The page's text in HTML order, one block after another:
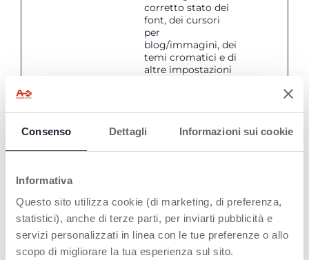
Consenso Dettagli Informazioni sui cookie
Informativa
Questo sito utilizza cookie (di marketing, di preferenza,
statistici), anche di terze parti, per inviarti pubblicità e
servizi personalizzati in linea con le tue preferenze o allo
scopo di migliorare la tua esperienza sul sito.
corretto stato dei
font, dei cursori
per
blog/immagini, dei
temi cromatici e di
altre impostazioni
tPL
parte di un insieme
di cookie finalizzati
a fornire e
presentare
font, dei cursori
per
blog/immagini, dei
temi cromatici e di
altre impostazioni
ente